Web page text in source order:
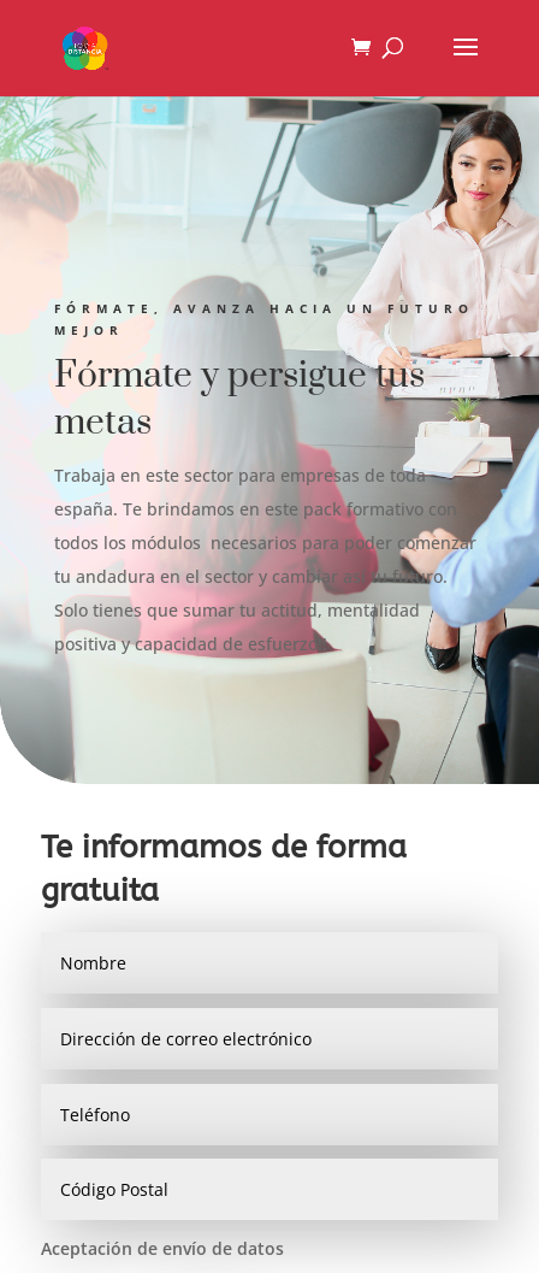
FÓRMATE, AVANZA HACIA UN FUTURO
MEJOR
Fórmate y persigue tus
metas
Trabaja en este sector para empresas de toda
españa. Te brindamos en este pack formativo con
todos los módulos necesarios para poder comenzar
tu andadura en el sector y cambiar así tu futuro.
Solo tienes que sumar tu actitud, mentalidad
positiva y capacidad de esfuerzo!!
Te informamos de forma
gratuita
Aceptación de envío de datos